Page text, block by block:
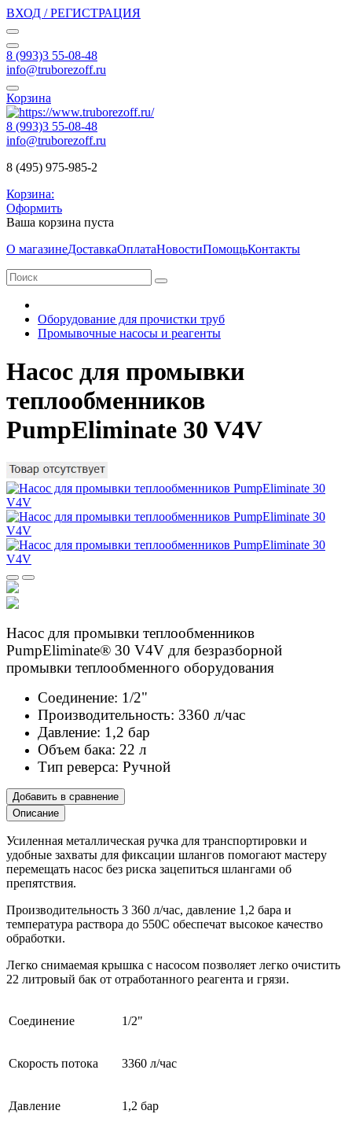
ВХОД / РЕГИСТРАЦИЯ
8 (993)3 55-08-48
info@truborezoff.ru
Корзина
8 (993)3 55-08-48
info@truborezoff.ru
8 (495) 975-985-2
Корзина:
Оформить
Ваша корзина пуста
О магазинеДоставкаОплатаНовостиПомощьКонтакты
Оборудование для прочистки труб
Промывочные насосы и реагенты
Насос для промывки
теплообменников
PumpEliminate 30 V4V
Насос для промывки теплообменников
PumpEliminate® 30 V4V для безразборной
промывки теплообменного оборудования
Соединение: 1/2"
Производительность: 3360 л/час
Давление: 1,2 бар
Объем бака: 22 л
Тип реверса: Ручной
Добавить в сравнение
Описание
Усиленная металлическая ручка для транспортировки и
удобные захваты для фиксации шлангов помогают мастеру
перемещать насос без риска зацепиться шлангами об
препятствия.
Производительность 3 360 л/час, давление 1,2 бара и
температура раствора до 550С обеспечат высокое качество
обработки.
Легко снимаемая крышка с насосом позволяет легко очистить
22 литровый бак от отработанного реагента и грязи.
Соединение 1/2"
Скорость потока 3360 л/час
Давление 1,2 бар